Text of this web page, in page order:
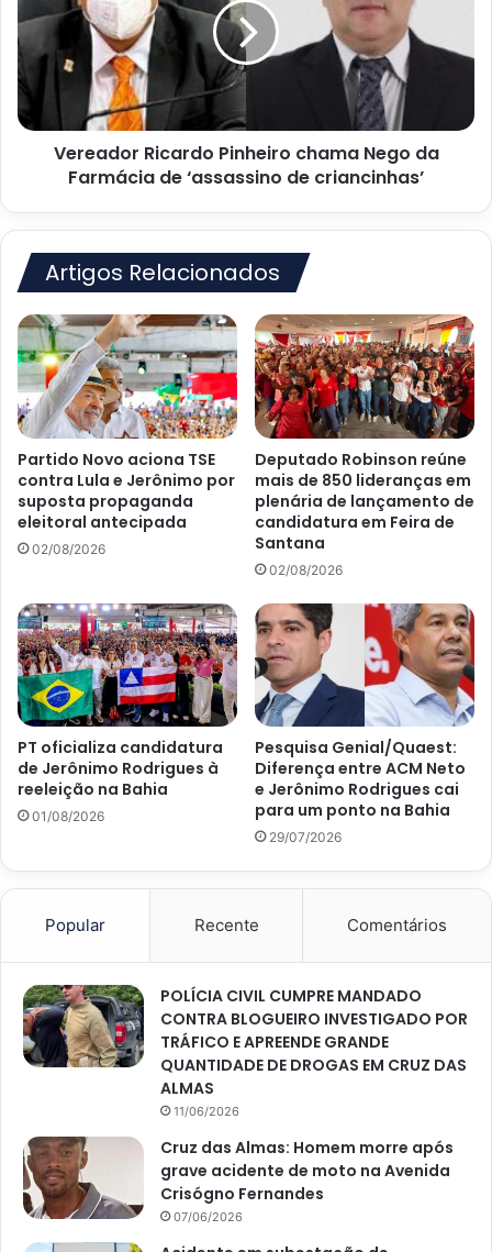
chama
Nego
da
Farmácia
‘assassino
criancinhas’
Vereador Ricardo Pinheiro chama Nego da
Farmácia de ‘assassino de criancinhas’
Artigos Relacionados
Partido Novo aciona TSE
contra Lula e Jerônimo por
suposta propaganda
eleitoral antecipada
02/08/2026
Deputado Robinson reúne
mais de 850 lideranças em
plenária de lançamento de
candidatura em Feira de
Santana
02/08/2026
PT oficializa candidatura
de Jerônimo Rodrigues à
reeleição na Bahia
01/08/2026
Pesquisa Genial/Quaest:
Diferença entre ACM Neto
e Jerônimo Rodrigues cai
para um ponto na Bahia
29/07/2026
Popular Recente Comentários
POLÍCIA CIVIL CUMPRE MANDADO
CONTRA BLOGUEIRO INVESTIGADO POR
TRÁFICO E APREENDE GRANDE
QUANTIDADE DE DROGAS EM CRUZ DAS
ALMAS
11/06/2026
Cruz das Almas: Homem morre após
grave acidente de moto na Avenida
Crisógno Fernandes
07/06/2026